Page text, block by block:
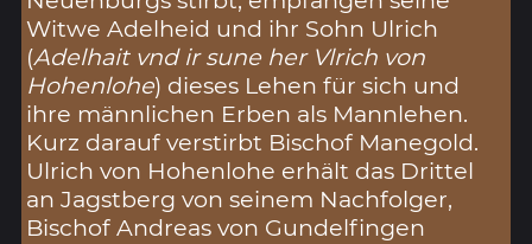
Witwe Adelheid und ihr Sohn Ulrich
(Adelhait vnd ir sune her Vlrich von
Hohenlohe) dieses Lehen für sich und
ihre männlichen Erben als Mannlehen.
Kurz darauf verstirbt Bischof Manegold.
Ulrich von Hohenlohe erhält das Drittel
an Jagstberg von seinem Nachfolger,
Bischof Andreas von Gundelfingen